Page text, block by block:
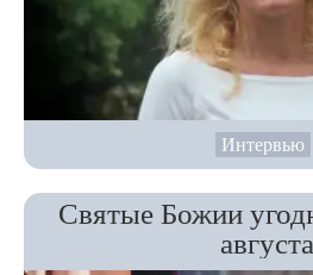
Интервью
Святые Божии
августа